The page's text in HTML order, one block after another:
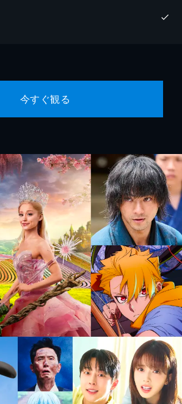
今すぐ観る